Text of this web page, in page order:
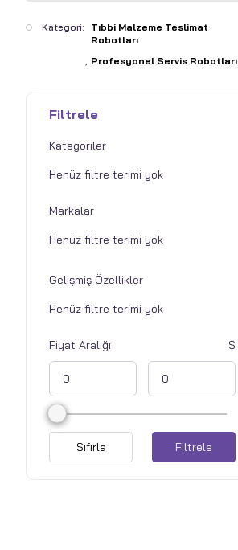
Kategori:
Tıbbi Malzeme Teslimat
Robotları
Profesyonel Servis Robotları
Filtrele
Kategoriler
Markalar
Gelişmiş Özellikler
Fiyat Aralığı
Filtrele
Sıfırla